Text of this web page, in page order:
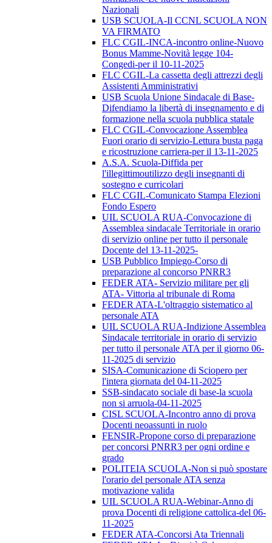
Nazionali
USB SCUOLA-Il CCNL SCUOLA NON
VA FIRMATO
FLC CGIL-INCA-incontro online-Nuovo
Bonus Mamme-Novità legge 104-
Congedi-per il 10-11-2025
FLC CGIL-La cassetta degli attrezzi degli
Assistenti Amministrativi
USB Scuola Unione Sindacale di Base-
Difendiamo la libertà di insegnamento e di
formazione nella scuola pubblica statale
FLC CGIL-Convocazione Assemblea
Fuori orario di servizio-Lettura busta paga
e ricostruzione carriera-per il 13-11-2025
A.S.A. Scuola-Diffida per
l'illegittimoutilizzo degli insegnanti di
sostegno e curricolari
FLC CGIL-Comunicato Stampa Elezioni
Fondo Espero
UIL SCUOLA RUA-Convocazione di
Assemblea sindacale Territoriale in orario
di servizio online per tutto il personale
Docente del 13-11-2025-
USB Pubblico Impiego-Corso di
preparazione al concorso PNRR3
FEDER ATA- Servizio militare per gli
ATA- Vittoria al tribunale di Roma
FEDER ATA-L'oltraggio sistematico al
personale ATA
UIL SCUOLA RUA-Indizione Assemblea
Sindacale territoriale in orario di servizio
per tutto il personale ATA per il giorno 06-
11-2025 di servizio
SISA-Comunicazione di Sciopero per
l'intera giornata del 04-11-2025
SSB-sindacato sociale di base-la scuola
non si arruola-04-11-2025
CISL SCUOLA-Incontro anno di prova
Docenti neoassunti in ruolo
FENSIR-Propone corso di preparazione
per concorsi PNRR3 per ogni ordine e
grado
POLITEIA SCUOLA-Non si può spostare
l'orario del personale ATA senza
motivazione valida
UIL SCUOLA RUA-Webinar-Anno di
prova Docenti di religione cattolica-del 06-
11-2025
FEDER ATA-Concorsi Ata Triennali